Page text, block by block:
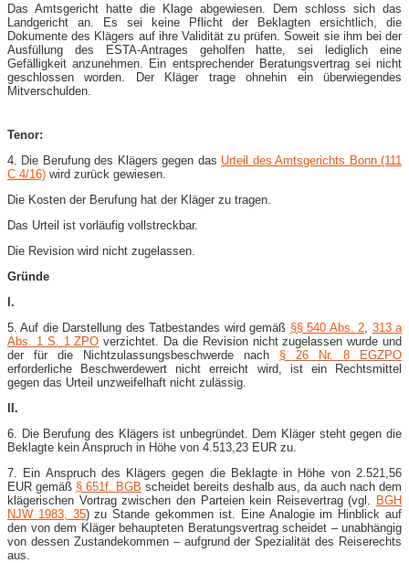
Das Amtsgericht hatte die Klage abgewiesen. Dem schloss sich das
Landgericht an. Es sei keine Pflicht der Beklagten ersichtlich, die
Dokumente des Klägers auf ihre Validität zu prüfen. Soweit sie ihm bei der
Ausfüllung des ESTA-Antrages geholfen hatte, sei lediglich eine
Gefälligkeit anzunehmen. Ein entsprechender Beratungsvertrag sei nicht
geschlossen worden. Der Kläger trage ohnehin ein überwiegendes
Mitverschulden.
Tenor:
4. Die Berufung des Klägers gegen das Urteil des Amtsgerichts Bonn (111
C 4/16) wird zurück gewiesen.
Die Kosten der Berufung hat der Kläger zu tragen.
Das Urteil ist vorläufig vollstreckbar.
Die Revision wird nicht zugelassen.
Gründe
I.
5. Auf die Darstellung des Tatbestandes wird gemäß §§ 540 Abs. 2 313 a
Abs. 1 S. 1 ZPO verzichtet. Da die Revision nicht zugelassen wurde und
der für die Nichtzulassungsbeschwerde nach § 26 Nr. 8 EGZPO
erforderliche Beschwerdewert nicht erreicht wird, ist ein Rechtsmittel
gegen das Urteil unzweifelhaft nicht zulässig.
II.
6. Die Berufung des Klägers ist unbegründet. Dem Kläger steht gegen die
Beklagte kein Anspruch in Höhe von 4.513,23 EUR zu.
7. Ein Anspruch des Klägers gegen die Beklagte in Höhe von 2.521,56
EUR gemäß § 651f. BGB scheidet bereits deshalb aus, da auch nach dem
klägerischen Vortrag zwischen den Parteien kein Reisevertrag (vgl. BGH
NJW 1983, 35) zu Stande gekommen ist. Eine Analogie im Hinblick auf
den von dem Kläger behaupteten Beratungsvertrag scheidet – unabhängig
von dessen Zustandekommen – aufgrund der Spezialität des Reiserechts
aus.